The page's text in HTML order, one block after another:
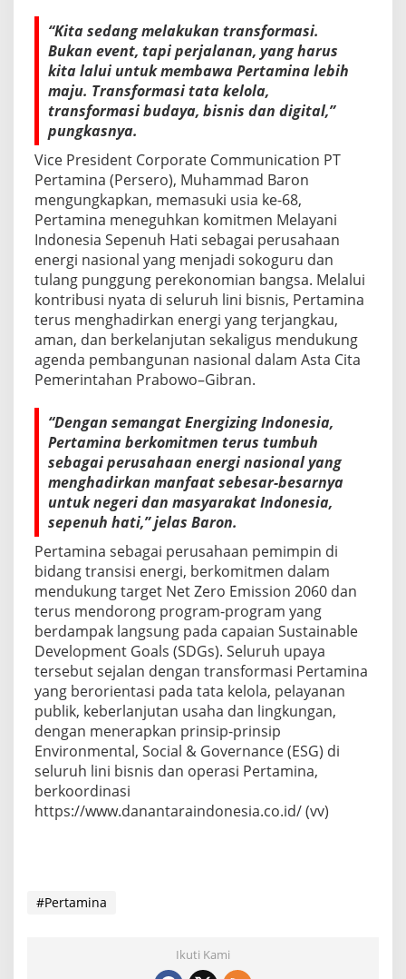
“Kita sedang melakukan transformasi.
Bukan event, tapi perjalanan, yang harus
kita lalui untuk membawa Pertamina lebih
maju. Transformasi tata kelola,
transformasi budaya, bisnis dan digital,”
pungkasnya.
Vice President Corporate Communication PT
Pertamina (Persero), Muhammad Baron
mengungkapkan, memasuki usia ke-68,
Pertamina meneguhkan komitmen Melayani
Indonesia Sepenuh Hati sebagai perusahaan
energi nasional yang menjadi sokoguru dan
tulang punggung perekonomian bangsa. Melalui
kontribusi nyata di seluruh lini bisnis, Pertamina
terus menghadirkan energi yang terjangkau,
aman, dan berkelanjutan sekaligus mendukung
agenda pembangunan nasional dalam Asta Cita
Pemerintahan Prabowo–Gibran.
“Dengan semangat Energizing Indonesia,
Pertamina berkomitmen terus tumbuh
sebagai perusahaan energi nasional yang
menghadirkan manfaat sebesar-besarnya
untuk negeri dan masyarakat Indonesia,
sepenuh hati,” jelas Baron.
Pertamina sebagai perusahaan pemimpin di
bidang transisi energi, berkomitmen dalam
mendukung target Net Zero Emission 2060 dan
terus mendorong program-program yang
berdampak langsung pada capaian Sustainable
Development Goals (SDGs). Seluruh upaya
tersebut sejalan dengan transformasi Pertamina
yang berorientasi pada tata kelola, pelayanan
publik, keberlanjutan usaha dan lingkungan,
dengan menerapkan prinsip-prinsip
Environmental, Social & Governance (ESG) di
seluruh lini bisnis dan operasi Pertamina,
berkoordinasi
https://www.danantaraindonesia.co.id/ (vv)
#Pertamina
Ikuti Kami